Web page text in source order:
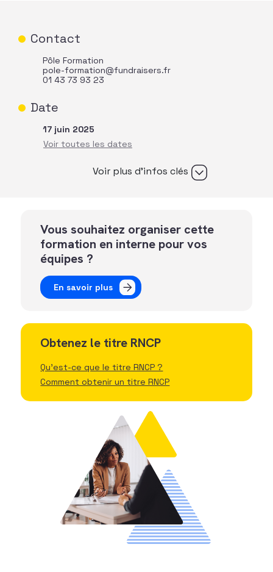
Contact
Pôle Formation
pole-formation@fundraisers.fr
01 43 73 93 23
Date
17 juin 2025
Voir plus d’infos clés
Vous souhaitez organiser cette
formation en interne pour vos
équipes ?
En savoir plus
Obtenez le titre RNCP
Qu'est-ce que le titre RNCP ?
Comment obtenir un titre RNCP